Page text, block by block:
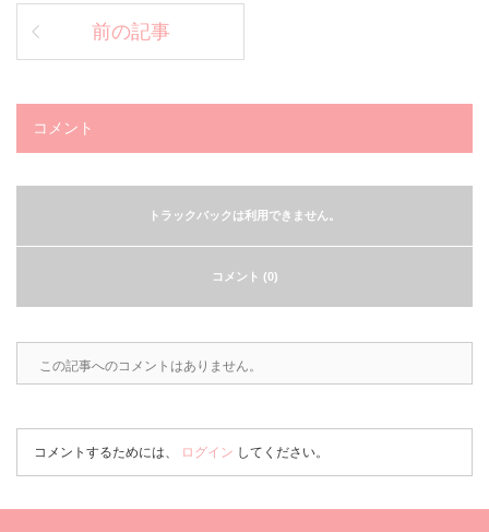
前の記事
コメント
トラックバックは利用できません。
コメント (0)
この記事へのコメントはありません。
コメントするためには、 ログイン してください。